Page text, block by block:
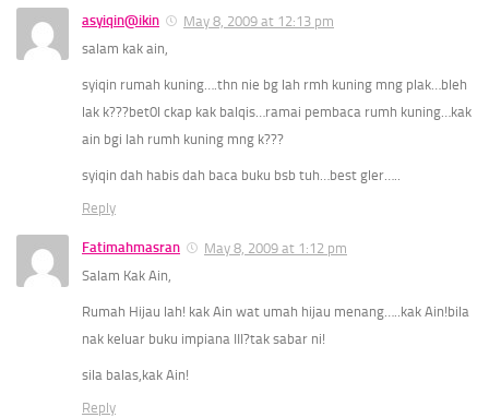
asyiqin@ikin
May 8, 2009 at 12:13 pm
salam kak ain,
syiqin rumah kuning….thn nie bg lah rmh kuning mng plak…bleh
lak k???bet0l ckap kak balqis…ramai pembaca rumh kuning…kak
ain bgi lah rumh kuning mng k???
syiqin dah habis dah baca buku bsb tuh…best gler…..
Reply
Fatimahmasran
May 8, 2009 at 1:12 pm
Salam Kak Ain,
Rumah Hijau lah! kak Ain wat umah hijau menang…..kak Ain!bila
nak keluar buku impiana III?tak sabar ni!
sila balas,kak Ain!
Reply